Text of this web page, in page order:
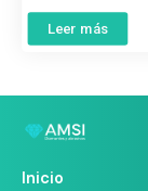
Leer más
Inicio